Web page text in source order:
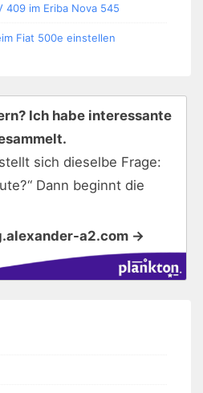
409 im Eriba Nova 545
Fiat 500e einstellen
Ich habe interessante
sich dieselbe Frage:
die
a2.com →